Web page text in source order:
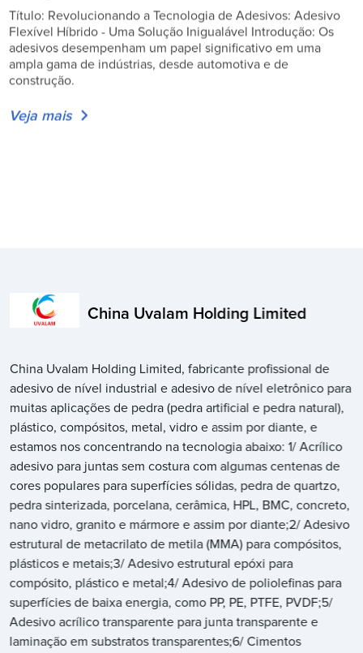
Título: Revolucionando a Tecnologia de Adesivos: Adesivo
Flexível Híbrido - Uma Solução Inigualável Introdução: Os
adesivos desempenham um papel significativo em uma
ampla gama de indústrias, desde automotiva e de
construção.
Veja mais
China Uvalam Holding Limited
China Uvalam Holding Limited, fabricante profissional de
adesivo de nível industrial e adesivo de nível eletrônico para
muitas aplicações de pedra (pedra artificial e pedra natural),
plástico, compósitos, metal, vidro e assim por diante, e
estamos nos concentrando na tecnologia abaixo: 1/ Acrílico
adesivo para juntas sem costura com algumas centenas de
cores populares para superfícies sólidas, pedra de quartzo,
pedra sinterizada, porcelana, cerâmica, HPL, BMC, concreto,
nano vidro, granito e mármore e assim por diante;2/ Adesivo
estrutural de metacrilato de metila (MMA) para compósitos,
plásticos e metais;3/ Adesivo estrutural epóxi para
compósito, plástico e metal;4/ Adesivo de poliolefinas para
superfícies de baixa energia, como PP, PE, PTFE, PVDF;5/
Adesivo acrílico transparente para junta transparente e
laminação em substratos transparentes;6/ Cimentos